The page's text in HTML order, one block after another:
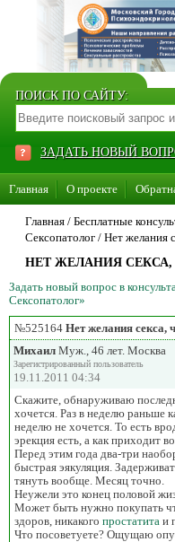
ПОИСК ПО САЙТУ:
ЗАДАТЬ НОВЫЙ
Главная О проекте
Стать консультантом нашего
Главная / Бесплатные
Сексопатолог / Нет желания
НЕТ ЖЕЛАНИЯ СЕКСА,
Задать новый вопрос в
Сексопатолог»
№525164 Нет желания секса,
Михаил Муж., 46 лет. Москва
Зарегистрированный пользователь
19.11.2011 04:34
Скажите, обнаруживаю
хочется. Раз в неделю раньше
неделю не хочется. То есть
эрекция есть, а как приходит
Перед этим года два-три
быстрая эякуляция.
тянуть вообще. Месяц точно.
Неужели это конец половой
Может быть нужно покупать
здоров, никакого простатита и
Что посоветуете? Ощущаю